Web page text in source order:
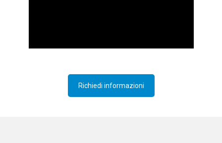
Richiedi informazioni